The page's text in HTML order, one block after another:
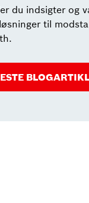
du indsigter og
til